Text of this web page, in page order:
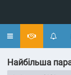
Toggle
Найбільша